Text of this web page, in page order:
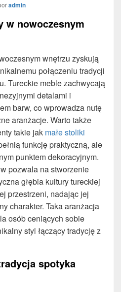
admin
w nowoczesnym
wnętrzu zyskują
połączeniu tradycji
Tureckie meble zachwycają
detalami i
barw, co wprowadza nutę
aranżacje. Warto także
takie jak małe stoliki
funkcję praktyczną, ale
punktem dekoracyjnym.
pozwala na stworzenie
głębia kultury tureckiej
przestrzeni, nadając jej
charakter. Taka aranżacja
osób ceniących sobie
styl łączący tradycję z
spotyka